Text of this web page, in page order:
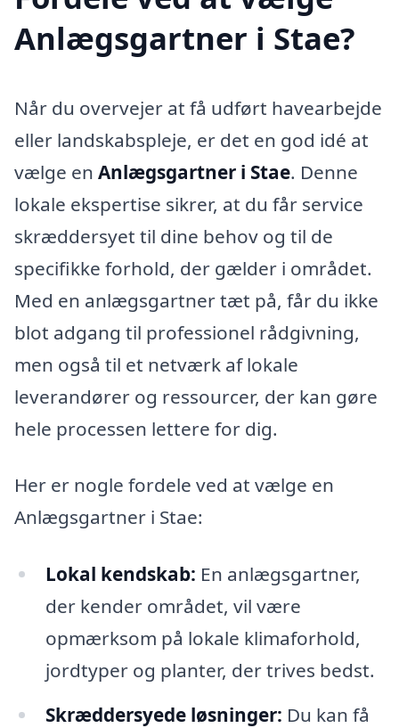
Anlægsgartner i Stae?
Når du overvejer at få udført havearbejde
eller landskabspleje, er det en god idé at
vælge en Anlægsgartner i Stae. Denne
lokale ekspertise sikrer, at du får service
skræddersyet til dine behov og til de
specifikke forhold, der gælder i området.
Med en anlægsgartner tæt på, får du ikke
blot adgang til professionel rådgivning,
men også til et netværk af lokale
leverandører og ressourcer, der kan gøre
hele processen lettere for dig.
Her er nogle fordele ved at vælge en
Anlægsgartner i Stae:
Lokal kendskab: En anlægsgartner,
der kender området, vil være
opmærksom på lokale klimaforhold,
jordtyper og planter, der trives bedst.
Skræddersyede løsninger: Du kan få